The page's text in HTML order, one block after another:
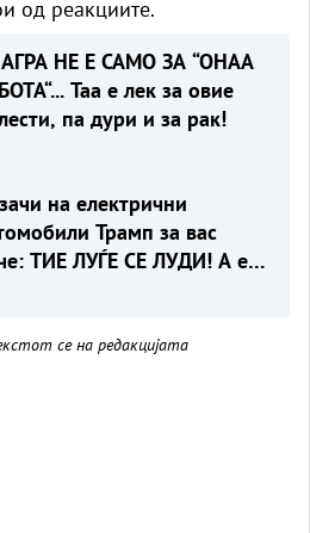
од реакциите.
НЕ Е САМО ЗА “ОНАА
Таа е лек за овие
па дури и за рак!
на електрични
Трамп за вас
ТИЕ ЛУЃЕ СЕ ЛУДИ! А еве
се на редакцијата